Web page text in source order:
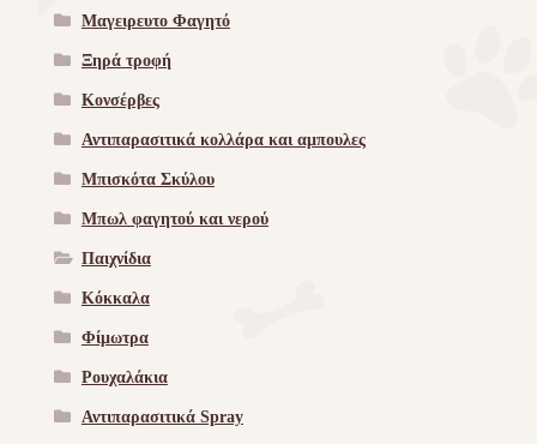
Μαγειρευτο Φαγητό
Ξηρά τροφή
Κονσέρβες
Αντιπαρασιτικά κολλάρα και αμπουλες
Μπισκότα Σκύλου
Μπωλ φαγητού και νερού
Παιχνίδια
Κόκκαλα
Φίμωτρα
Ρουχαλάκια
Αντιπαρασιτικά Spray